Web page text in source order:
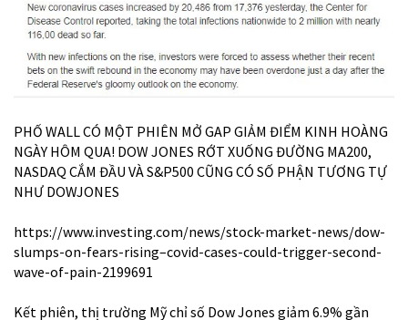
PHỐ WALL CÓ MỘT PHIÊN MỞ GAP GIẢM ĐIỂM KINH HOÀNG
NGÀY HÔM QUA! DOW JONES RỚT XUỐNG ĐƯỜNG MA200,
NASDAQ CẮM ĐẦU VÀ S&P500 CŨNG CÓ SỐ PHẬN TƯƠNG TỰ
NHƯ DOWJONES
https://www.investing.com/news/stock-market-news/dow-
slumps-on-fears-rising–covid-cases-could-trigger-second-
wave-of-pain-2199691
Kết phiên, thị trường Mỹ chỉ số Dow Jones giảm 6.9% gần